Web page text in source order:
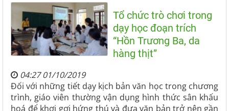
Tổ chức trò chơi trong
dạy học đoạn trích
“Hồn Trương Ba, da
hàng thịt”
04:27 01/10/2019
Đối với những tiết dạy kịch bản văn học trong chương
trình, giáo viên thường vận dụng hình thức sân khấu
hoá để khơi gợi hứng thú và đưa văn bản trở nên gần